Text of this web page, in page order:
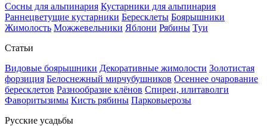
Сосны для альпинария Кустарники для альпинария
Раннецветущие кустарники Бересклеты Боярышники
Жимолость Можжевельники Яблони Рябины Туи
Статьи
Видовые боярышники Декоративные жимолости Золотистая
форзиция Белоснежный мирчубушников Осеннее очарование
бересклетов Разнообразие клёнов Спиреи, илитаволги
Фаворитызимы Кисть рябины Парковыерозы
Русские усадьбы